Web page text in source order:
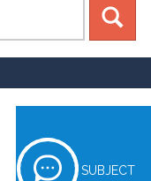
SUBJECT